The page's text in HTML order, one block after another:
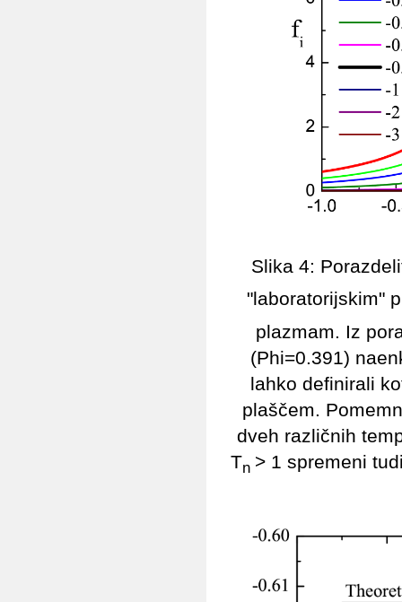
Slika 4:
"laboratorijskim"
plazmam. Iz
(Phi=0.391)
lahko definirali
plaščem.
dveh različnih
Tn > 1 spremeni